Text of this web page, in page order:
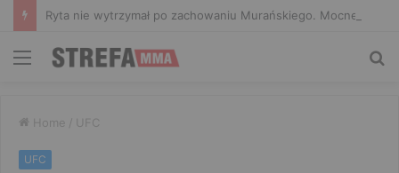
Menu
Home / UFC
UFC